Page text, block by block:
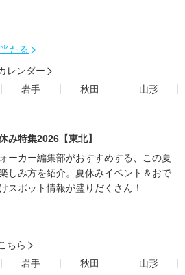
たる
レンダー
岩手 秋田
山形
み特集2026【東北】
ーカー編集部がおすすめする、この夏
しみ方を紹介。夏休みイベント＆おで
スポット情報が盛りだくさん！
ちら
岩手 秋田
山形